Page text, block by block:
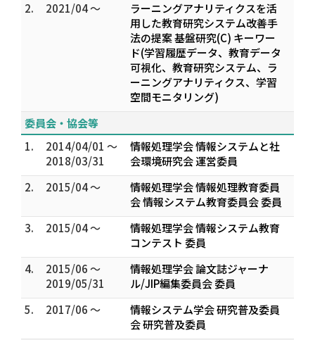
2.
2021/04 ～
ラーニングアナリティクスを活
用した教育研究システム改善手
法の提案 基盤研究(C) キーワー
ド(学習履歴データ、教育データ
可視化、教育研究システム、ラ
ーニングアナリティクス、学習
空間モニタリング)
委員会・協会等
1.
2014/04/01 ～
2018/03/31
情報処理学会 情報システムと社
会環境研究会 運営委員
2.
2015/04 ～
情報処理学会 情報処理教育委員
会 情報システム教育委員会 委員
3.
2015/04 ～
情報処理学会 情報システム教育
コンテスト 委員
4.
2015/06 ～
2019/05/31
情報処理学会 論文誌ジャーナ
ル/JIP編集委員会 委員
5.
2017/06 ～
情報システム学会 研究普及委員
会 研究普及委員